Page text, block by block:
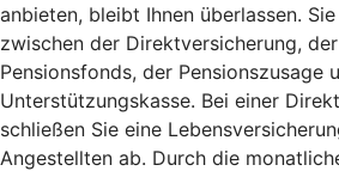
anbieten, bleibt Ihnen überlassen.
zwischen der Direktversicherung,
Pensionsfonds, der Pensionszusage
Unterstützungskasse. Bei einer
schließen Sie eine
Angestellten ab. Durch die